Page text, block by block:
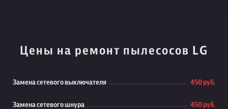
Цены на ремонт пылесосов LG
Замена сетевого выключателя 450 руб.
Замена сетевого шнура 450 руб.